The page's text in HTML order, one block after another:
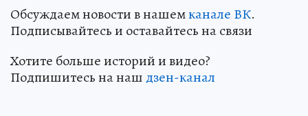
Обсуждаем новости в нашемканале ВК.
Подписывайтесь и оставайтесь на связи
Хотите больше историй и видео?
Подпишитесь на наш дзен-канал